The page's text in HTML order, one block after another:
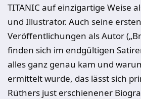
TITANIC auf einzigartige Weise
und Illustrator. Auch seine ersten
Veröffentlichungen als Autor
finden sich im endgültigen
alles ganz genau kam und
ermittelt wurde, das lässt sich
Rüthers just erschienener